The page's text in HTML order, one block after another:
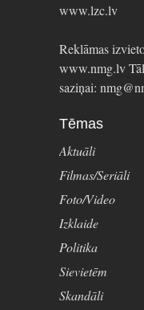
www.lzc.lv
Reklāmas
www.nmg.lv
saziņai:
Tēmas
Aktuāli
Filmas/Seriāli
Foto/Video
Izklaide
Politika
Sievietēm
Skandāli